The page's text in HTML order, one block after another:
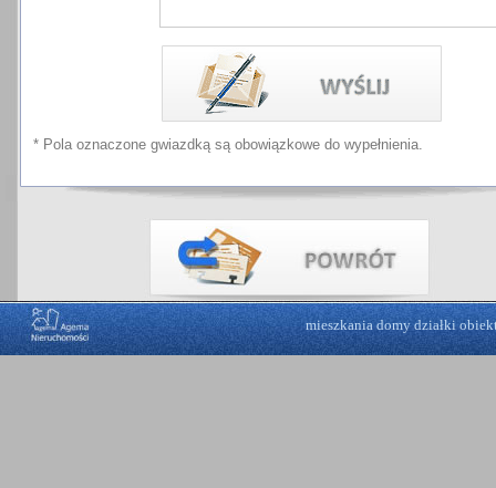
* Pola oznaczone gwiazdką są obowiązkowe do wypełnienia.
mieszkania domy działki